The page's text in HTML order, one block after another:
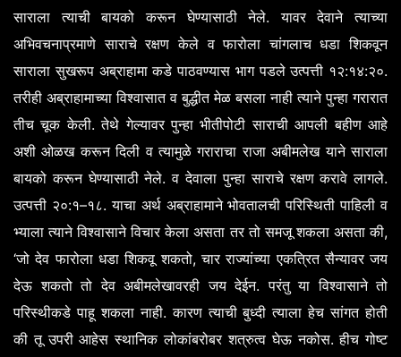
साराला
त्याची बायको करून घेण्यासाठी नेले.यावर देवाने
त्याच्या
अभिवचनाप्रमाणे साराचे रक्षण केले व फारोला चांगलाच धडा शिकवून
साराला सुखरूप अब्राहामा कडे पाठवण्यास भाग पडले उत्पत्ती १२:१४:२०.
तरीही अब्राहामाच्या विश्वासात व बुद्धीत मेळ बसला नाही त्याने पुन्हा गरारात
तीच चूक केली.तेथे गेल्यावर पुन्हा भीतीपोटी साराची आपली बहीण आहे
अशी ओळख करून दिली व त्यामुळे गराराचा राजा अबीमलेख याने साराला
बायको करून घेण्यासाठी नेले.व देवाला पुन्हा साराचे रक्षण करावे लागले.
उत्पत्ती २०:१–१८.याचा अर्थ अब्राहामाने भोवतालची परिस्थिती पाहिली व
भ्याला त्याने विश्वासाने विचार केला असता तर तो समजू शकला असता की,
‘जो देव फारोला धडा शिकवू शकतो,चार राज्यांच्या एकत्रित सैन्यावर जय
देऊ शकतो तो देव अबीमलेखावरही जय देईन.परंतु या विश्वासाने तो
परिस्थीकडे पाहू शकला नाही.कारण त्याची बुध्दी त्याला हेच सांगत होती
की तू उपरी आहेस स्थानिक लोकांबरोबर शत्रुत्व घेऊ नकोस.हीच गोष्ट